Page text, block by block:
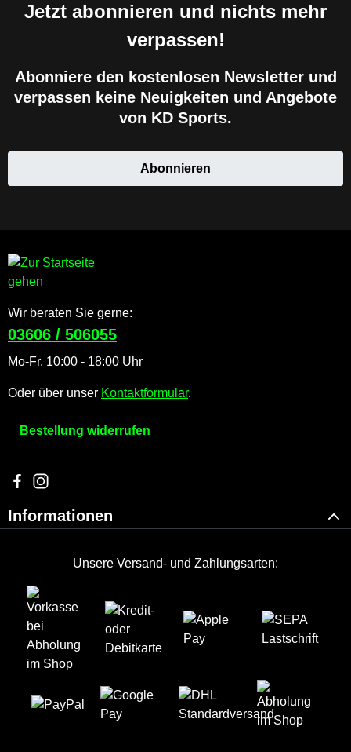
Jetzt abonnieren und nichts mehr
verpassen!
Abonniere den kostenlosen Newsletter und
verpassen keine Neuigkeiten und Angebote
von KD Sports.
Abonnieren
Wir beraten Sie gerne:
03606 / 506055
Mo-Fr, 10:00 - 18:00 Uhr
Oder über unser Kontaktformular.
Bestellung widerrufen
Besuche uns auf Facebook – öffnet in neuem Tab (externer
Schau auf Instagram vorbei – öffnet in neuem Tab
Informationen
Unsere Versand- und Zahlungsarten: